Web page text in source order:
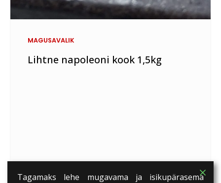
MAGUSAVALIK
Lihtne napoleoni kook 1,5kg
Tagamaks lehe mugavama ja isikupärasema